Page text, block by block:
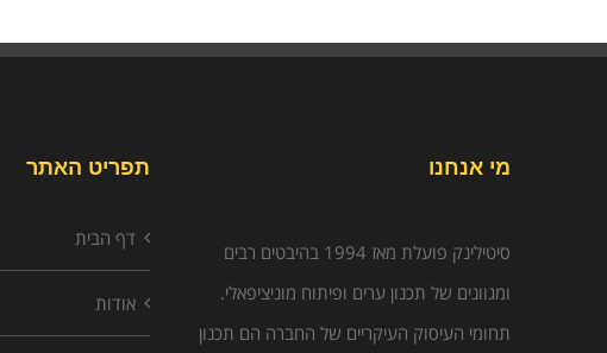
מי אנחנו
סיטילינק פועלת מאז 1994 בהיבטים רבים
ומגוונים של תכנון ערים ופיתוח מוניציפאלי.
תחומי העיסוק העיקריים של החברה הם תכנון
תפריט האתר
דף הבית
אודות